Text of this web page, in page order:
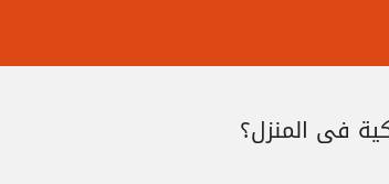
في المنزل؟